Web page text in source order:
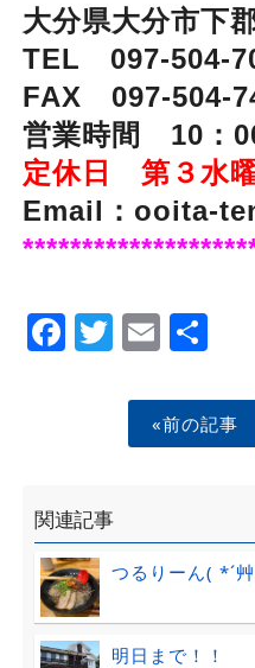
大分県大分市下
TEL 097-504-
FAX 097-504-
営業時間 10：
定休日 第３水
Email：ooita-
Facebook
Twitter
Email
«前の記事
関連記事
つるりーん( *´艸
明日まで！！